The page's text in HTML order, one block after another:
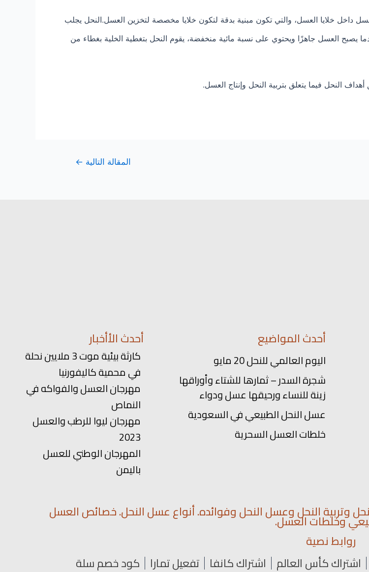
داخل خلايا العسل، والتي تكون مبنية بدقة لتكون خلايا مخصصة لتخزين العسل.النحل يجلب
يصبح العسل جاهزًا ويحتوي على نسبة مائية منخفضة، يقوم النحل بتغطية الخلية بغطاء من
النحل فيما يتعلق بتربية النحل وإنتاج العسل.
المقالة التالية ←
أحدث المواضيع
اليوم العالمي للنحل 20 مايو
شجرة السدر – ثمارها للشتاء وأوراقها
زينة للنساء ورحيقها عسل ودواء
عسل النحل الطبيعي في السعودية
خلطات العسل السحرية
أحدث الأأخبار
كارثة بيئية موت 3 ملايين نحلة
في محمية كاليفورنيا
مهرجان العسل والفواكه في
النماص
مهرجان ليوا للرطب والعسل
2023
المهرجان الوطني للعسل
باليمن
وتربية النحل وعسل النحل وفوائده. أنواع عسل النحل. خصائص العسل
وخلطات العسل.
روابط نصية
اشتراك كأس العالم اشتراك كانفا تفعيل تمارا كود خصم سلة